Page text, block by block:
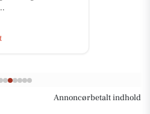
Annoncørbetalt indhold